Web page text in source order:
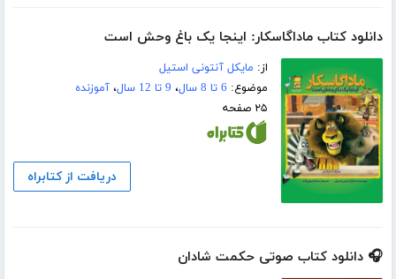
دانلود کتاب ماداگاسکار: اینجا یک باغ وحش است
از: مایکل آنتونی استیل
موضوع: 6 تا 8 سال ، 9 تا 12 سال ،آموزنده
۲۵ صفحه
دریافت از کتابراه
🎧 دانلود کتاب صوتی حکمت شادان